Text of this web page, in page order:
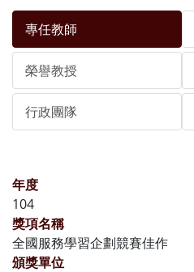
專任教師
榮譽教授
行政團隊
年度
104
獎項名稱
全國服務學習企劃競賽佳作
頒獎單位